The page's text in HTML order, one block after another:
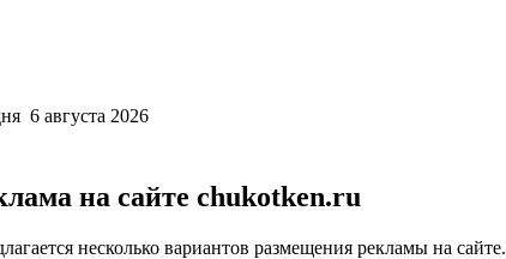
6 августа 2026
на сайте chukotken.ru
несколько вариантов размещения рекламы на сайте.